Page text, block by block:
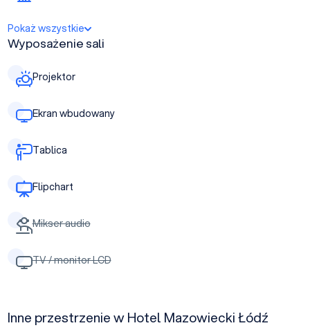
Pokaż wszystkie
Wyposażenie sali
Projektor
Ekran wbudowany
Tablica
Flipchart
Mikser audio
TV / monitor LCD
Inne przestrzenie w Hotel Mazowiecki Łódź